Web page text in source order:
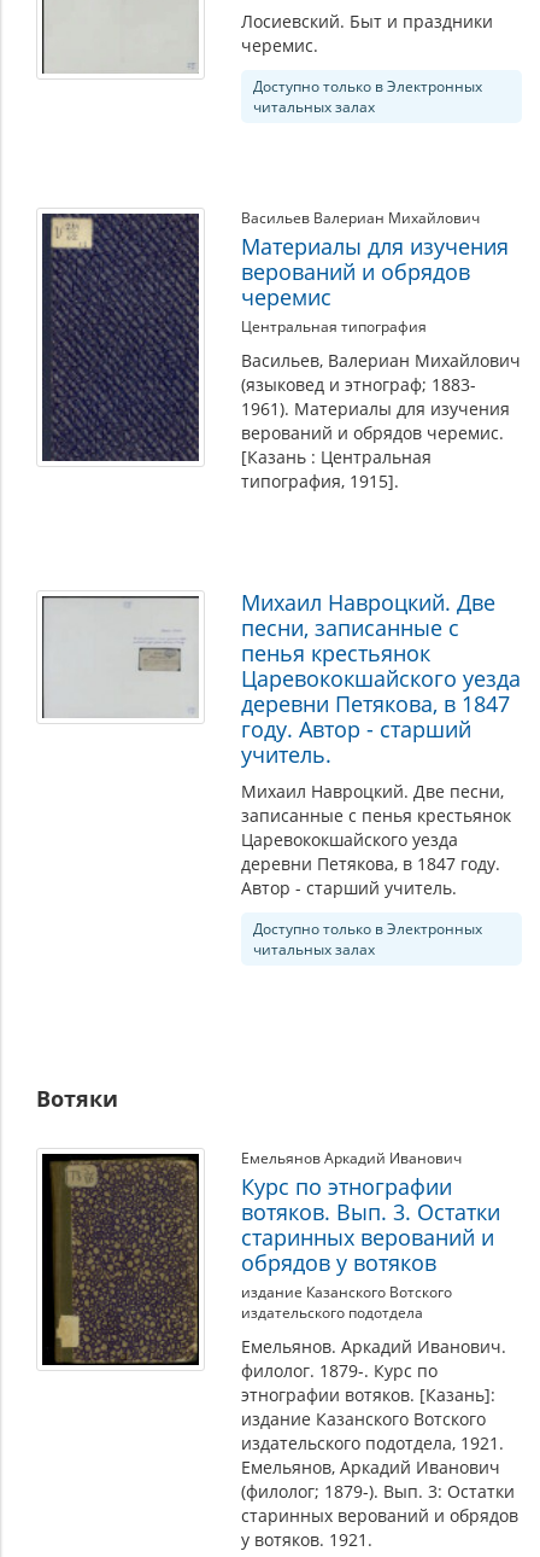
Лосиевский. Быт и праздники
черемис.
Доступно только в Электронных
читальных залах
Васильев Валериан Михайлович
Материалы для изучения
верований и обрядов
черемис
Центральная типография
Васильев, Валериан Михайлович
(языковед и этнограф; 1883-
1961). Материалы для изучения
верований и обрядов черемис.
[Казань : Центральная
типография, 1915].
Михаил Навроцкий. Две
песни, записанные с
пенья крестьянок
Царевококшайского уезда
деревни Петякова, в 1847
году. Автор - старший
учитель.
Михаил Навроцкий. Две песни,
записанные с пенья крестьянок
Царевококшайского уезда
деревни Петякова, в 1847 году.
Автор - старший учитель.
Доступно только в Электронных
читальных залах
Вотяки
Емельянов Аркадий Иванович
Курс по этнографии
вотяков. Вып. 3. Остатки
старинных верований и
обрядов у вотяков
издание Казанского Вотского
издательского подотдела
Емельянов. Аркадий Иванович.
филолог. 1879-. Курс по
этнографии вотяков. [Казань]:
издание Казанского Вотского
издательского подотдела, 1921.
Емельянов, Аркадий Иванович
(филолог; 1879-). Вып. 3: Остатки
старинных верований и обрядов
у вотяков. 1921.